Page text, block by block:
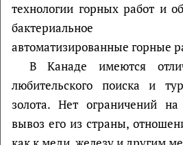
технологии горных работ и
бактериальное
автоматизированные горные
В Канаде имеются
любительского поиска и
золота. Нет ограничений
вывоз его из страны,